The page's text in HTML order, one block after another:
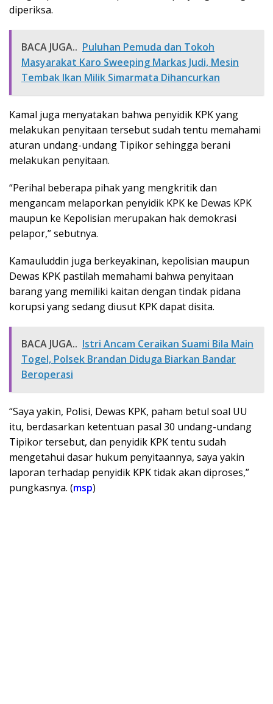
diperiksa.
BACA JUGA.. Puluhan Pemuda dan Tokoh
Masyarakat Karo Sweeping Markas Judi, Mesin
Tembak Ikan Milik Simarmata Dihancurkan
Kamal juga menyatakan bahwa penyidik KPK yang
melakukan penyitaan tersebut sudah tentu memahami
aturan undang-undang Tipikor sehingga berani
melakukan penyitaan.
“Perihal beberapa pihak yang mengkritik dan
mengancam melaporkan penyidik KPK ke Dewas KPK
maupun ke Kepolisian merupakan hak demokrasi
pelapor,” sebutnya.
Kamauluddin juga berkeyakinan, kepolisian maupun
Dewas KPK pastilah memahami bahwa penyitaan
barang yang memiliki kaitan dengan tindak pidana
korupsi yang sedang diusut KPK dapat disita.
BACA JUGA.. Istri Ancam Ceraikan Suami Bila Main
Togel, Polsek Brandan Diduga Biarkan Bandar
Beroperasi
“Saya yakin, Polisi, Dewas KPK, paham betul soal UU
itu, berdasarkan ketentuan pasal 30 undang-undang
Tipikor tersebut, dan penyidik KPK tentu sudah
mengetahui dasar hukum penyitaannya, saya yakin
laporan terhadap penyidik KPK tidak akan diproses,”
pungkasnya. (msp)